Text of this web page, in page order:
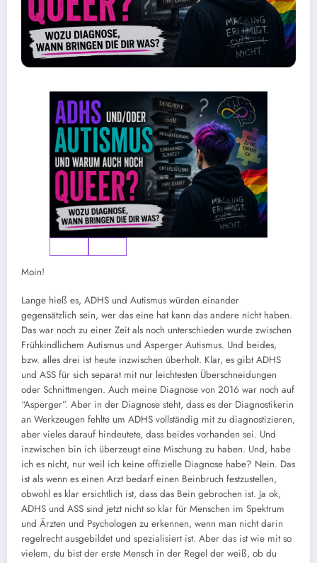
Moin!
Lange hieß es, ADHS und Autismus würden einander
gegensätzlich sein, wer das eine hat kann das andere nicht haben.
Das war noch zu einer Zeit als noch unterschieden wurde zwischen
Frühkindlichem Autismus und Asperger Autismus. Und beides,
bzw. alles drei ist heute inzwischen überholt. Klar, es gibt ADHS
und ASS für sich separat mit nur leichtesten Überschneidungen
oder Schnittmengen. Auch meine Diagnose von 2016 war noch auf
“Asperger”. Aber in der Diagnose steht, dass es der Diagnostikerin
an Werkzeugen fehlte um ADHS vollständig mit zu diagnostizieren,
aber vieles darauf hindeutete, dass beides vorhanden sei. Und
inzwischen bin ich überzeugt eine Mischung zu haben. Und, habe
ich es nicht, nur weil ich keine offizielle Diagnose habe? Nein. Das
ist als wenn es einen Arzt bedarf einen Beinbruch festzustellen,
obwohl es klar ersichtlich ist, dass das Bein gebrochen ist. Ja ok,
ADHS und ASS sind jetzt nicht so klar für Menschen im Spektrum
und Ärzten und Psychologen zu erkennen, wenn man nicht darin
regelrecht ausgebildet und spezialisiert ist. Aber das ist wie mit so
vielem, du bist der erste Mensch in der Regel der weiß, ob du